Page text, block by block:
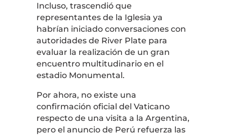
Incluso, trascendió que
representantes de la Iglesia ya
habrían iniciado conversaciones con
autoridades de River Plate para
evaluar la realización de un gran
encuentro multitudinario en el
estadio Monumental.
Por ahora, no existe una
confirmación oficial del Vaticano
respecto de una visita a la Argentina,
pero el anuncio de Perú refuerza las